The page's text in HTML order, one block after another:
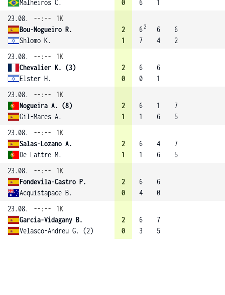
Malheiros C. 0 6
1
23.08.
--:--
1K
Bou-Nogueiro R.
Shlomo K.
2
1
62
7
6
4
6
2
23.08.
--:--
1K
Chevalier K. (3)
Elster H.
2
0
6
0
6
1
23.08.
--:--
1K
Nogueira A. (8)
Gil-Mares A.
2
1
6
1
1
6
7
5
23.08.
--:--
1K
Salas-Lozano A.
De Lattre M.
2
1
6
1
4
6
7
5
23.08.
--:--
1K
Fondevila-Castro P.
Acquistapace B.
2
0
6
4
6
0
23.08.
--:--
1K
Garcia-Vidagany B.
Velasco-Andreu G. (2)
2
0
6
3
7
5